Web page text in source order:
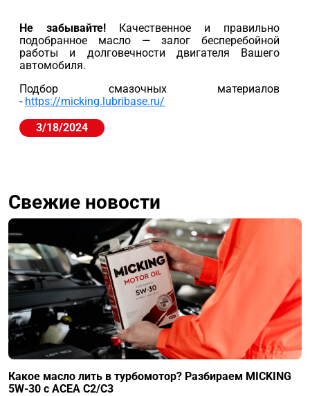
Не забывайте! Качественное и правильно
подобранное масло — залог бесперебойной
работы и долговечности двигателя Вашего
автомобиля.
Подбор смазочных материалов
- https://micking.lubribase.ru/
3/18/2024
Свежие новости
Какое масло лить в турбомотор? Разбираем MICKING
5W-30 с ACEA C2/C3